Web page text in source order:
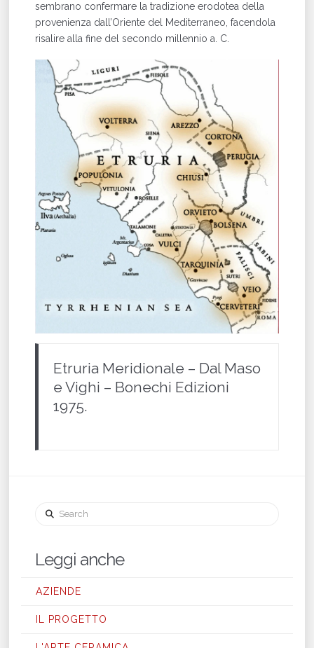
sembrano confermare la tradizione erodotea della
provenienza dall’Oriente del Mediterraneo, facendola
risalire alla fine del secondo millennio a. C.
Etruria Meridionale – Dal Maso
e Vighi – Bonechi Edizioni
1975.
Search
Leggi anche
AZIENDE
IL PROGETTO